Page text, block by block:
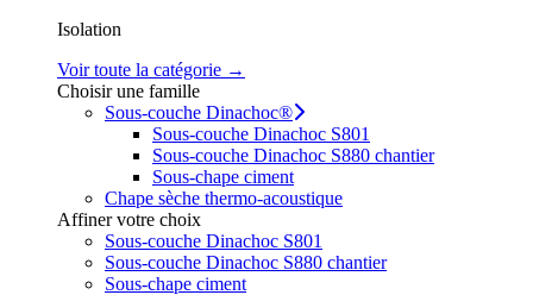
Isolation
Voir toute la catégorie →
Choisir une famille
Sous-couche Dinachoc®
Sous-couche Dinachoc S801
Sous-couche Dinachoc S880 chantier
Sous-chape ciment
Chape sèche thermo-acoustique
Affiner votre choix
Sous-couche Dinachoc S801
Sous-couche Dinachoc S880 chantier
Sous-chape ciment